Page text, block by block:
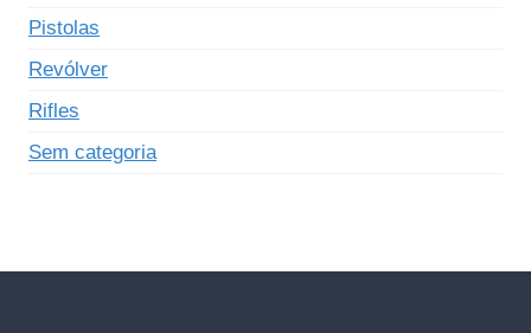
Pistolas
Revólver
Rifles
Sem categoria